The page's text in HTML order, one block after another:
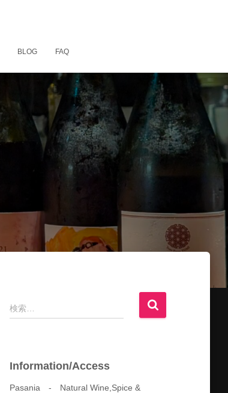
BLOG FAQ
検
索
検索…
Information/Access
Pasania - Natural Wine,Spice &